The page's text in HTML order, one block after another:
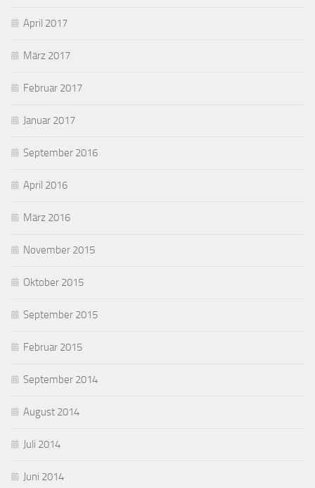
April 2017
März 2017
Februar 2017
Januar 2017
September 2016
April 2016
März 2016
November 2015
Oktober 2015
September 2015
Februar 2015
September 2014
August 2014
Juli 2014
Juni 2014